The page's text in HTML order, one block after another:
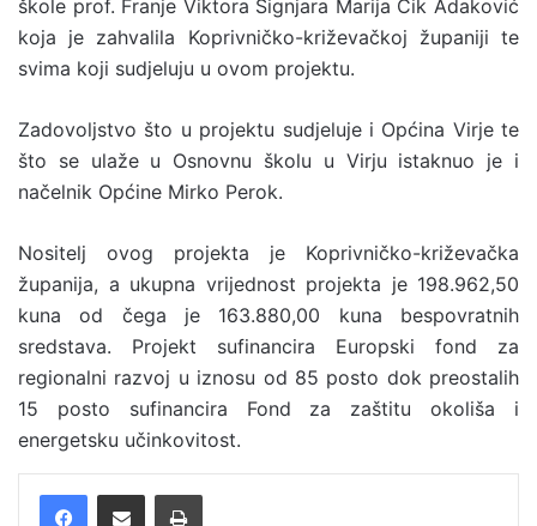
škole prof. Franje Viktora Šignjara Marija Cik Adaković
koja je zahvalila Koprivničko-križevačkoj županiji te
svima koji sudjeluju u ovom projektu.
Zadovoljstvo što u projektu sudjeluje i Općina Virje te
što se ulaže u Osnovnu školu u Virju istaknuo je i
načelnik Općine Mirko Perok.
Nositelj ovog projekta je Koprivničko-križevačka
županija, a ukupna vrijednost projekta je 198.962,50
kuna od čega je 163.880,00 kuna bespovratnih
sredstava. Projekt sufinancira Europski fond za
regionalni razvoj u iznosu od 85 posto dok preostalih
15 posto sufinancira Fond za zaštitu okoliša i
energetsku učinkovitost.